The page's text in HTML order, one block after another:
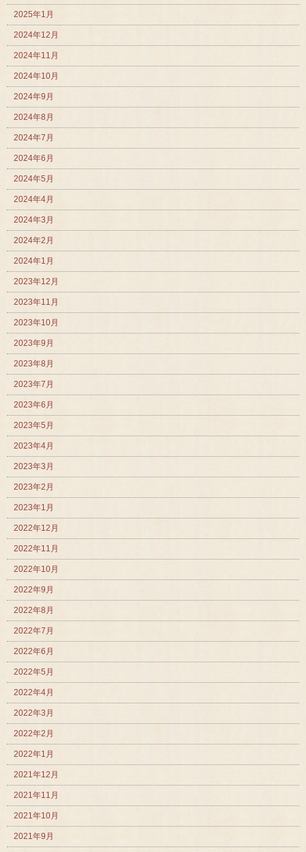
2025年1月
2024年12月
2024年11月
2024年10月
2024年9月
2024年8月
2024年7月
2024年6月
2024年5月
2024年4月
2024年3月
2024年2月
2024年1月
2023年12月
2023年11月
2023年10月
2023年9月
2023年8月
2023年7月
2023年6月
2023年5月
2023年4月
2023年3月
2023年2月
2023年1月
2022年12月
2022年11月
2022年10月
2022年9月
2022年8月
2022年7月
2022年6月
2022年5月
2022年4月
2022年3月
2022年2月
2022年1月
2021年12月
2021年11月
2021年10月
2021年9月